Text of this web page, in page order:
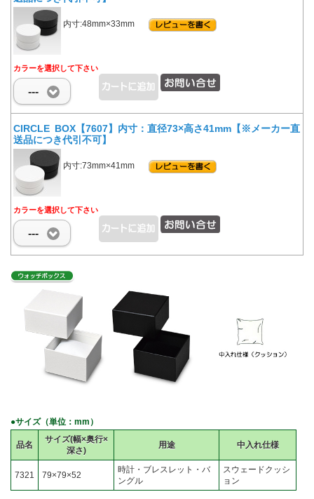
内寸:48mm×33mm
カラーを選択して下さい
---
CIRCLE BOX【7607】内寸：直径73×高さ41mm【※メーカー直
送品につき代引不可】
内寸:73mm×41mm
カラーを選択して下さい
---
●サイズ（単位：mm）
品名
サイズ(幅×奥行×
深さ)
用途 中入れ仕様
7321 79×79×52
時計・ブレスレット・バ
ングル
スウェードクッシ
ョン